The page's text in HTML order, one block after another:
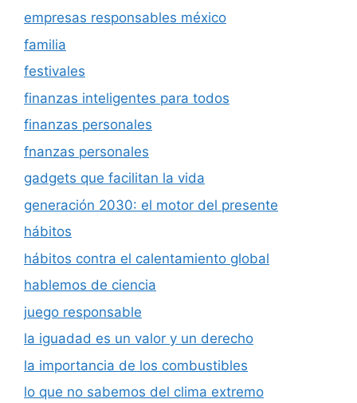
empresas responsables méxico
familia
festivales
finanzas inteligentes para todos
finanzas personales
fnanzas personales
gadgets que facilitan la vida
generación 2030: el motor del presente
hábitos
hábitos contra el calentamiento global
hablemos de ciencia
juego responsable
la iguadad es un valor y un derecho
la importancia de los combustibles
lo que no sabemos del clima extremo